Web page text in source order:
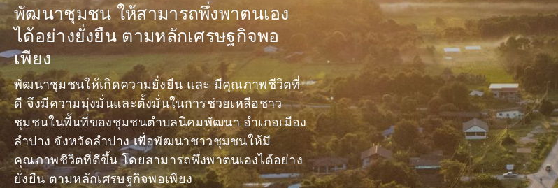
พัฒนาชุมชน ให้สามารถพึ่งพาตนเอง
ได้อย่างยั่งยืน ตามหลักเศรษฐกิจพอ
เพียง
พัฒนาชุมชนให้เกิดความยั่งยืน และ มีคุณภาพชีวิตที่
ดี จึงมีความมุ่งมั่นและตั้งมั่นในการช่วยเหลือชาว
ชุมชนในพื้นที่ของชุมชนตำบลนิคมพัฒนา อำเภอเมือง
ลำปาง จังหวัดลำปาง เพื่อพัฒนาชาวชุมชนให้มี
คุณภาพชีวิตที่ดีขึ้น โดยสามารถพึ่งพาตนเองได้อย่าง
ยั่งยืน ตามหลักเศรษฐกิจพอเพียง